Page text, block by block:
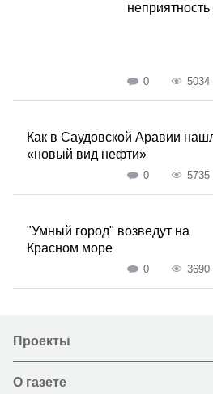
0 5034
Как в Саудовской Аравии
«новый вид нефти»
0 5735
"Умный город" возведут на
Красном море
0 3690
Проекты
О газете